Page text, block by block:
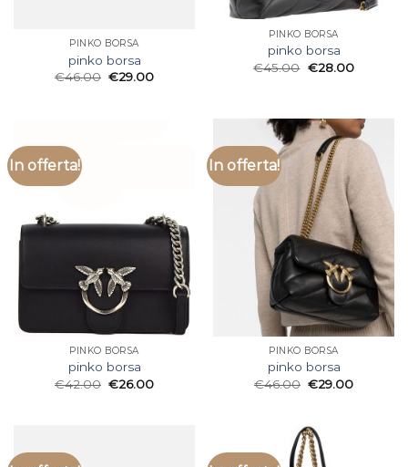
PINKO BORSA
pinko borsa
€46.00 €29.00
PINKO BORSA
pinko borsa
€45.00 €28.00
In offerta!
PINKO BORSA
pinko borsa
€42.00 €26.00
In offerta!
PINKO BORSA
pinko borsa
€46.00 €29.00